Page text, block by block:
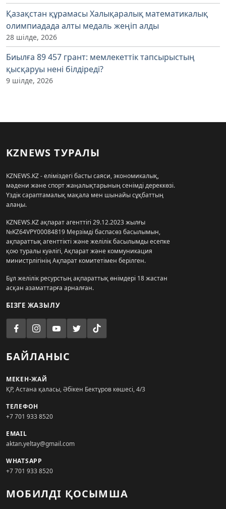
Қазақстан құрамасы Халықаралық математикалық
олимпиадада алты медаль жеңіп алды
28 шілде, 2026
Биылға 89 457 грант: мемлекеттік тапсырыстың
қысқаруы нені білдіреді?
9 шілде, 2026
KZNEWS ТУРАЛЫ
KZNEWS.KZ - еліміздегі басты саяси, экономикалық,
мәдени және спорт жаңалықтарының сенімді дереккөзі.
Үздік сараптамалық мақала мен шынайы сұқбаттың
алаңы.
KZNEWS.KZ ақпарат агенттігі 29.12.2023 жылғы
№KZ64VPY00084819 Мерзімді баспасөз басылымын,
ақпараттық агенттікті және желілік басылымды есепке
қою туралы куәлігі, Ақпарат және коммуникация
министрлігінің Ақпарат комитетімен берілген.
Бұл желілік ресурстың ақпараттық өнімдері 18 жастан
асқан азаматтарға арналған.
БІЗГЕ ЖАЗЫЛУ
БАЙЛАНЫС
МЕКЕН-ЖАЙ
ҚР, Астана қаласы, Әбікен Бектұров көшесі, 4/3
ТЕЛЕФОН
+7 701 933 8520
EMAIL
aktan.yeltay@gmail.com
WHATSAPP
+7 701 933 8520
МОБИЛДІ ҚОСЫМША